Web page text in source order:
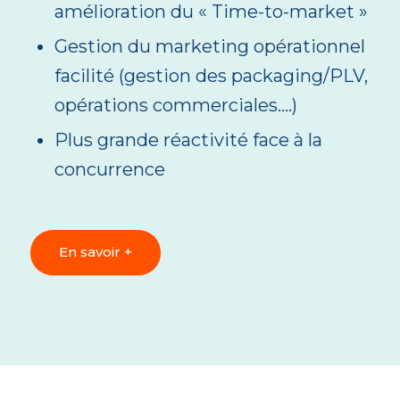
amélioration du « Time-to-market »
Gestion du marketing opérationnel
facilité (gestion des packaging/PLV,
opérations commerciales….)
Plus grande réactivité face à la
concurrence
En savoir +